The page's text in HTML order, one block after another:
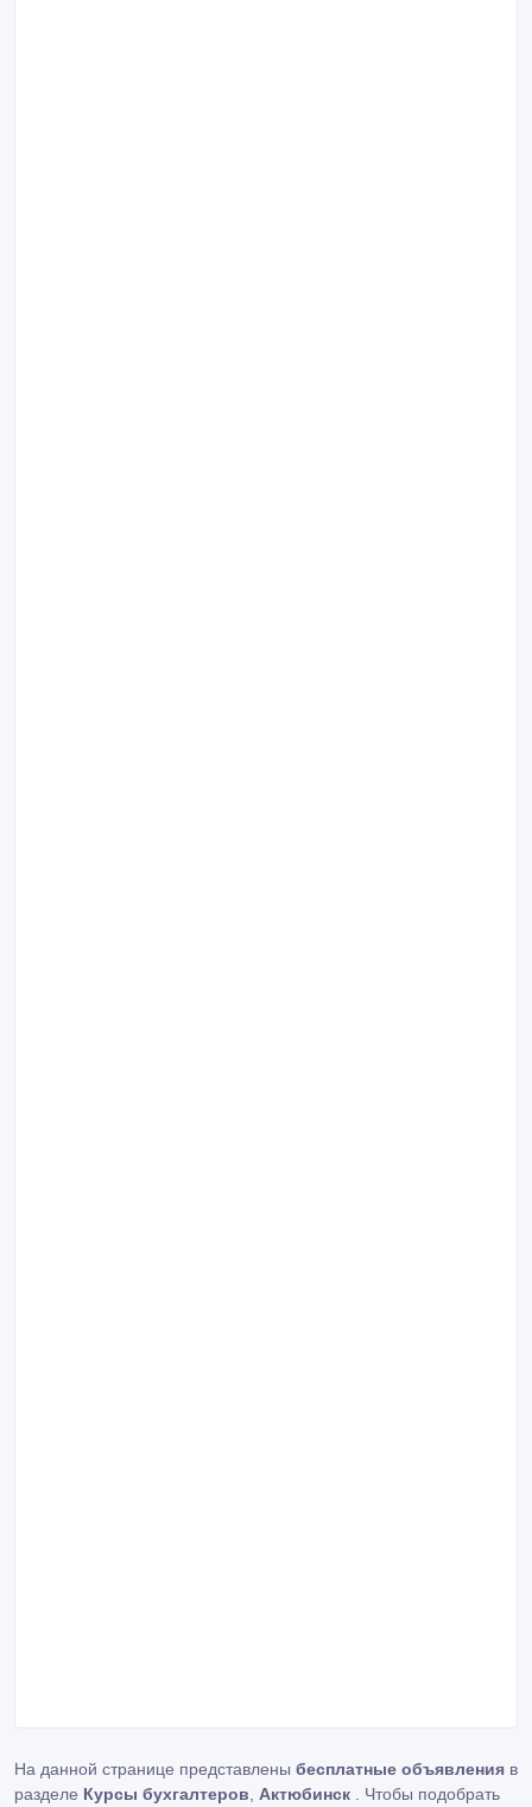
На данной странице представлены бесплатные объявления в
разделе Курсы бухгалтеров Актюбинск . Чтобы подобрать